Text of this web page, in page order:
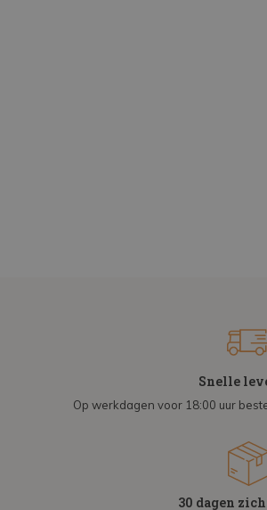
Snelle
Op werkdagen voor 18:00 uur
30 dagen